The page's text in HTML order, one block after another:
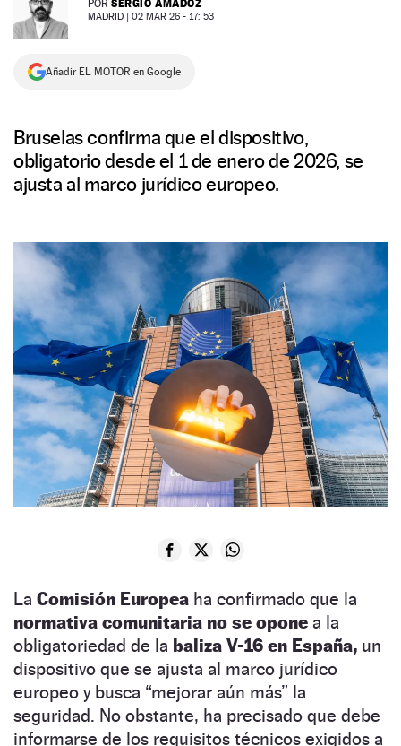
NEWSLETTER
SÍGUENOS
POR SERGIO AMADOZ
MADRID | 02 MAR 26 - 17: 53
Añadir EL MOTOR en Google
Bruselas confirma que el dispositivo,
obligatorio desde el 1 de enero de 2026, se
ajusta al marco jurídico europeo.
La Comisión Europea ha confirmado que la
normativa comunitaria no se opone a la
obligatoriedad de la baliza V-16 en España, un
dispositivo que se ajusta al marco jurídico
europeo y busca “mejorar aún más” la
seguridad. No obstante, ha precisado que debe
informarse de los requisitos técnicos exigidos a